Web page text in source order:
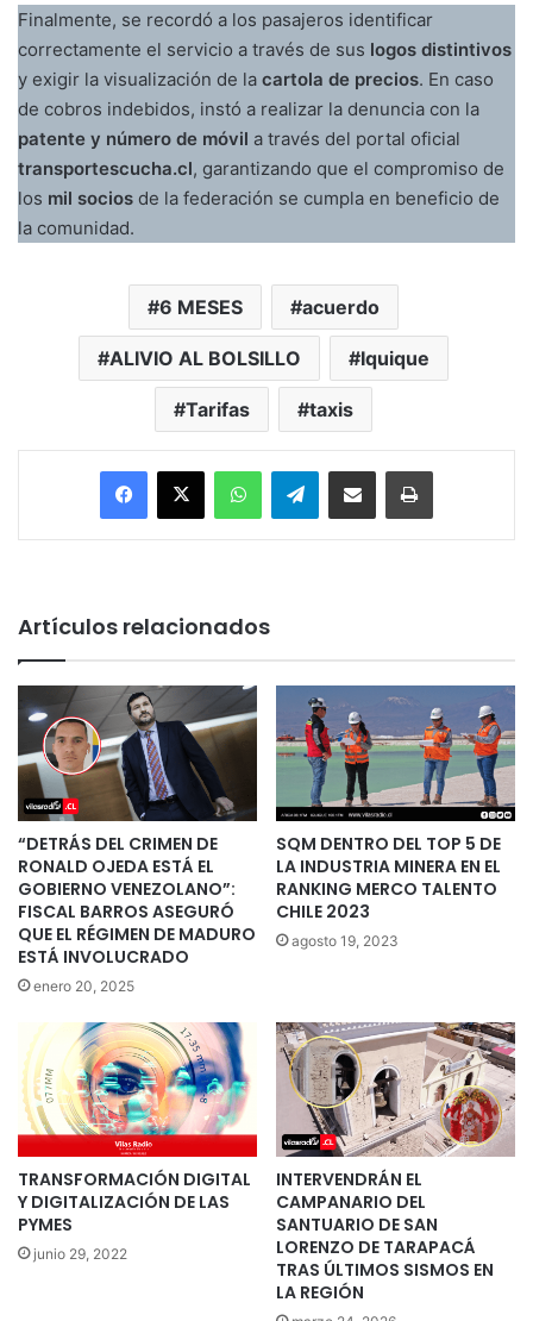
Finalmente, se recordó a los pasajeros identificar
correctamente el servicio a través de sus logos distintivos
y exigir la visualización de la cartola de precios. En caso
de cobros indebidos, instó a realizar la denuncia con la
patente y número de móvil a través del portal oficial
transportescucha.cl, garantizando que el compromiso de
los mil socios de la federación se cumpla en beneficio de
la comunidad.
6 MESES acuerdo
ALIVIO AL BOLSILLO Iquique
Tarifas taxis
Facebook
X WhatsAppTelegramEnviar vía email Imprimir
Artículos relacionados
“DETRÁS DEL CRIMEN DE
RONALD OJEDA ESTÁ EL
GOBIERNO VENEZOLANO”:
FISCAL BARROS ASEGURÓ
QUE EL RÉGIMEN DE MADURO
ESTÁ INVOLUCRADO
enero 20, 2025
SQM DENTRO DEL TOP 5 DE
LA INDUSTRIA MINERA EN EL
RANKING MERCO TALENTO
CHILE 2023
agosto 19, 2023
TRANSFORMACIÓN DIGITAL
Y DIGITALIZACIÓN DE LAS
PYMES
junio 29, 2022
INTERVENDRÁN EL
CAMPANARIO DEL
SANTUARIO DE SAN
LORENZO DE TARAPACÁ
TRAS ÚLTIMOS SISMOS EN
LA REGIÓN